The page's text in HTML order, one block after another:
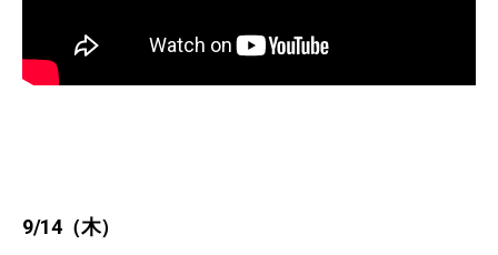
9/14（木）